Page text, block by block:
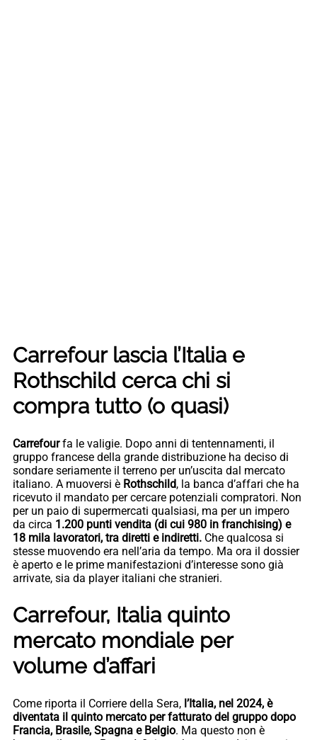
Carrefour lascia l’Italia e
Rothschild cerca chi si
compra tutto (o quasi)
Carrefourfa le valigie. Dopo anni di tentennamenti, il
gruppo francese della grande distribuzione ha deciso di
sondare seriamente il terreno per un’uscita dal mercato
italiano. A muoversi è Rothschild, la banca d’affari che ha
ricevuto il mandato per cercare potenziali compratori. Non
per un paio di supermercati qualsiasi, ma per un impero
da circa 1.200 punti vendita (di cui 980 in franchising) e
18 mila lavoratori, tra diretti e indiretti. Che qualcosa si
stesse muovendo era nell’aria da tempo. Ma ora il dossier
è aperto e le prime manifestazioni d’interesse sono già
arrivate, sia da player italiani che stranieri.
Carrefour, Italia quinto
mercato mondiale per
volume d’affari
Come riporta il Corriere della Sera, l’Italia, nel 2024, è
diventata il quinto mercato per fatturato del gruppo dopo
Francia, Brasile, Spagna e Belgio. Ma questo non è